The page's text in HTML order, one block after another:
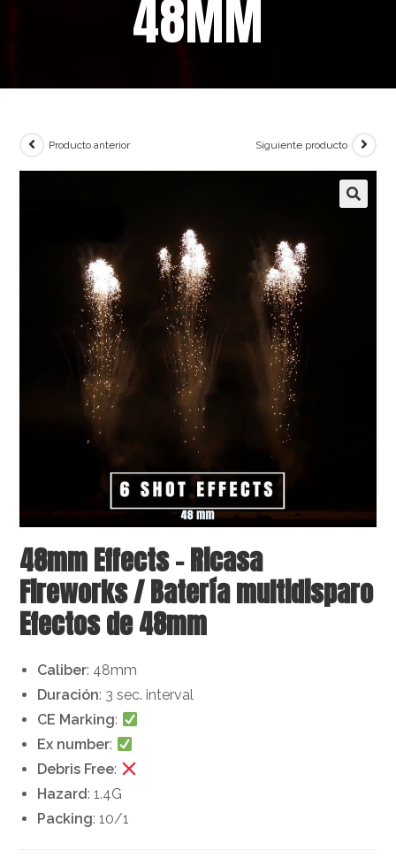
48MM
Producto anterior Siguiente producto
48mm Effects – Ricasa
Fireworks / Batería multidisparo
Efectos de 48mm
Caliber: 48mm
Duración: 3 sec. interval
CE Marking:
Ex number:
Debris Free:
Hazard: 1.4G
Packing: 10/1